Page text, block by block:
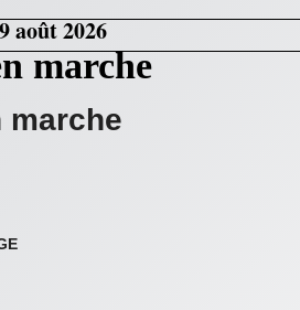
9 août 2026
marche
marche